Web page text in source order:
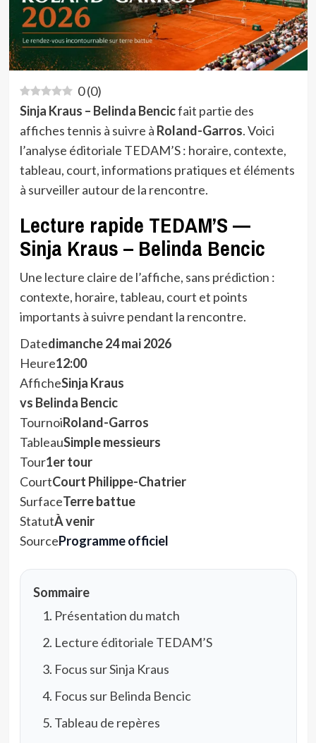
0(0)
Sinja Kraus – Belinda Bencicfait partie des
affiches tennis à suivre à Roland-Garros. Voici
l’analyse éditoriale TEDAM’S : horaire, contexte,
tableau, court, informations pratiques et éléments
à surveiller autour de la rencontre.
Lecture rapide TEDAM’S —
Sinja Kraus – Belinda Bencic
Une lecture claire de l’affiche, sans prédiction :
contexte, horaire, tableau, court et points
importants à suivre pendant la rencontre.
Datedimanche 24 mai 2026
Heure12:00
AfficheSinja Kraus
vs Belinda Bencic
TournoiRoland-Garros
TableauSimple messieurs
Tour1er tour
CourtCourt Philippe-Chatrier
SurfaceTerre battue
StatutÀ venir
SourceProgramme officiel
Sommaire
Présentation du match
Lecture éditoriale TEDAM’S
Focus sur Sinja Kraus
Focus sur Belinda Bencic
Tableau de repères